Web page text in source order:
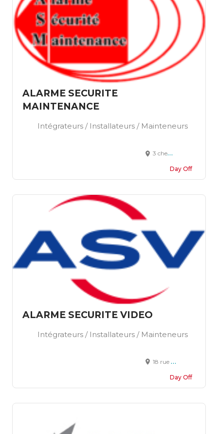
ALARME SECURITE
MAINTENANCE
Intégrateurs / Installateurs / Mainteneurs
3 chemin de Jacomit 05100 BRIANCON
Day Off
ALARME SECURITE VIDEO
Intégrateurs / Installateurs / Mainteneurs
18 rue du Souchet 49080 BOUCHEMAINE
Day Off